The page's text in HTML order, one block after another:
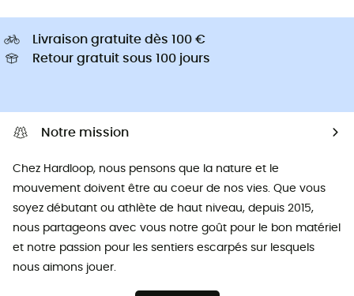
Livraison gratuite dès 100 €
Retour gratuit sous 100 jours
Notre mission
Chez Hardloop, nous pensons que la nature et le
mouvement doivent être au coeur de nos vies. Que vous
soyez débutant ou athlète de haut niveau, depuis 2015,
nous partageons avec vous notre goût pour le bon matériel
et notre passion pour les sentiers escarpés sur lesquels
nous aimons jouer.